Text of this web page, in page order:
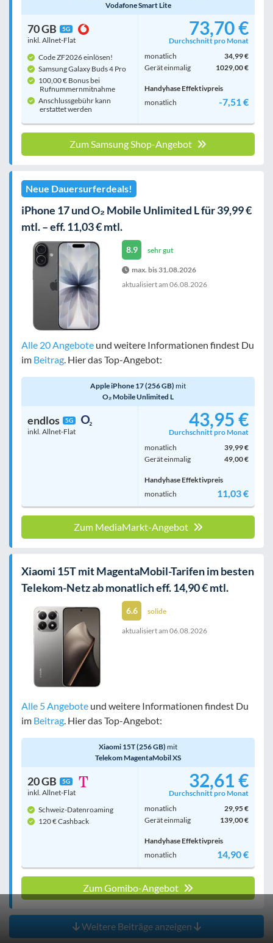
Vodafone Smart Lite
70 GB 5G
inkl. Allnet-Flat
Code ZF2026 einlösen!
Samsung Galaxy Buds 4 Pro
100,00 € Bonus bei
Rufnummern­mitnahme
Anschlussgebühr kann
erstattet werden
73,70 €
Durchschnitt pro Monat
monatlich
34,99 €
Gerät einmalig
1029,00 €
Handyhase Effektivpreis
monatlich
-7,51 €
Zum Samsung Shop-Angebot
Neue Dauersurferdeals!
iPhone 17 und O₂ Mobile Unlimited L für 39,99 €
mtl. – eff. 11,03 € mtl.
8.9 sehr gut
max. bis 31.08.2026
aktualisiert am 06.08.2026
Alle 20 Angebote und weitere Informationen findest Du
im Beitrag. Hier das Top-Angebot:
Apple iPhone 17 (256 GB) mit
O₂ Mobile Unlimited L
endlos 5G
inkl. Allnet-Flat
43,95 €
Durchschnitt pro Monat
monatlich
39,99 €
Gerät einmalig
49,00 €
Handyhase Effektivpreis
monatlich
11,03 €
Zum MediaMarkt-Angebot
Xiaomi 15T mit MagentaMobil-Tarifen im besten
Telekom-Netz ab monatlich eff. 14,90 € mtl.
6.6 solide
aktualisiert am 06.08.2026
Alle 5 Angebote und weitere Informationen findest Du
im Beitrag. Hier das Top-Angebot:
Xiaomi 15T (256 GB) mit
Telekom MagentaMobil XS
20 GB 5G
inkl. Allnet-Flat
Schweiz-Datenroaming
120 € Cashback
32,61 €
Durchschnitt pro Monat
monatlich
29,95 €
Gerät einmalig
139,00 €
Handyhase Effektivpreis
monatlich
14,90 €
Zum Gomibo-Angebot
Weitere Beiträge anzeigen